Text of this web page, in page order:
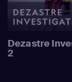
Dezastre
2